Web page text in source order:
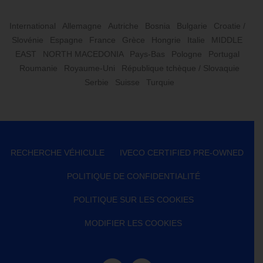
International Allemagne Autriche Bosnia Bulgarie
Croatie /
Slovénie
Espagne France Grèce Hongrie Italie
MIDDLE
EAST
NORTH MACEDONIA Pays-Bas Pologne
Portugal
Roumanie
Royaume-Uni
République tchèque / Slovaquie
Serbie
Suisse Turquie
RECHERCHE VÉHICULE IVECO CERTIFIED PRE-OWNED
POLITIQUE DE CONFIDENTIALITÉ
POLITIQUE SUR LES COOKIES
MODIFIER LES COOKIES